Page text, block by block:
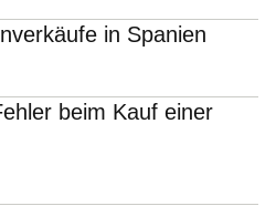
in Spanien
beim Kauf einer